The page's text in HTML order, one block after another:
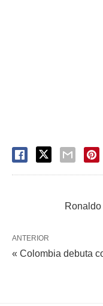
ANTERIOR
« Colombia debuta